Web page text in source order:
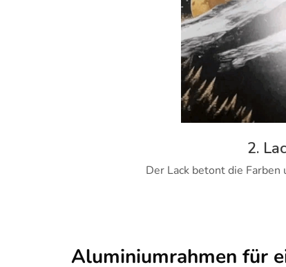
2.
Der Lack betont die
Aluminiumrahmen für